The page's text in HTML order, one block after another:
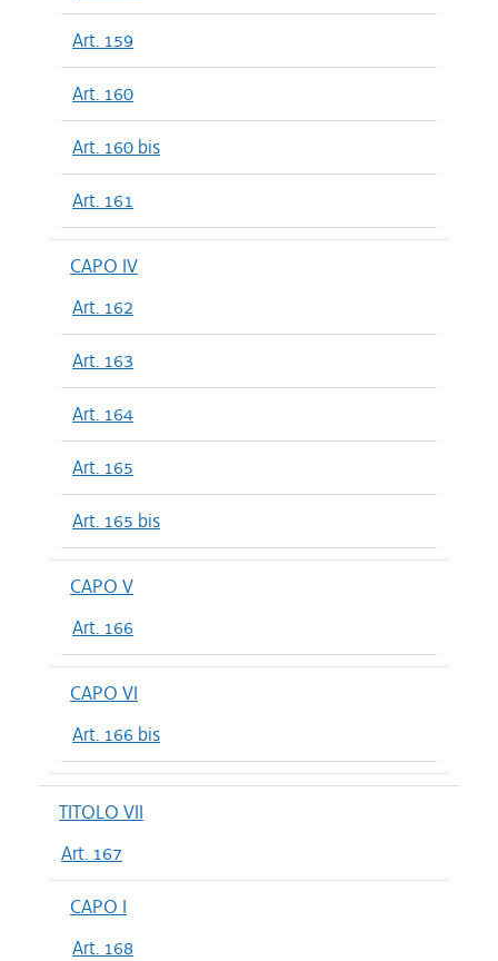
Art. 159
Art. 160
Art. 160 bis
Art. 161
CAPO IV
Art. 162
Art. 163
Art. 164
Art. 165
Art. 165 bis
CAPO V
Art. 166
CAPO VI
Art. 166 bis
TITOLO VII
Art. 167
CAPO I
Art. 168